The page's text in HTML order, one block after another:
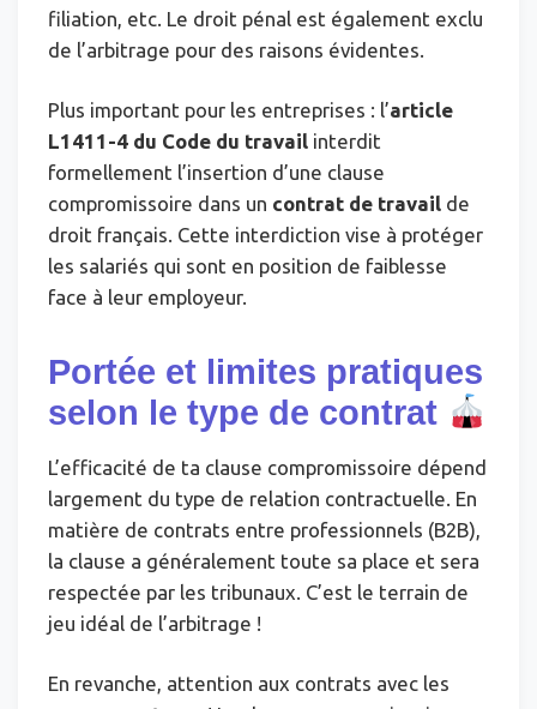
filiation, etc. Le droit pénal est également exclu
de l’arbitrage pour des raisons évidentes.
Plus important pour les entreprises : l’article
L1411-4 du Code du travail interdit
formellement l’insertion d’une clause
compromissoire dans un contrat de travail de
droit français. Cette interdiction vise à protéger
les salariés qui sont en position de faiblesse
face à leur employeur.
Portée et limites pratiques
selon le type de contrat
L’efficacité de ta clause compromissoire dépend
largement du type de relation contractuelle. En
matière de contrats entre professionnels (B2B),
la clause a généralement toute sa place et sera
respectée par les tribunaux. C’est le terrain de
jeu idéal de l’arbitrage !
En revanche, attention aux contrats avec les